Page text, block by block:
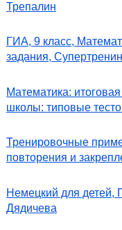
Трепалин
ГИА, 9 класс,
задания,
Математика:
школы: типовые
Тренировочные
повторения и
Немецкий для
Дядичева